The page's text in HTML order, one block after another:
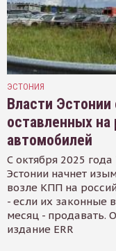
ЭСТОНИЯ
Власти
оставленных на
автомобилей
С октября 2025
Эстонии начнет
возле КПП на
- если их законные
месяц - продавать.
издание ERR